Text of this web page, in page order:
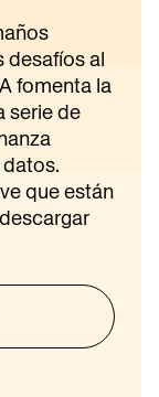
desafíos al
fomenta la
serie de
que están